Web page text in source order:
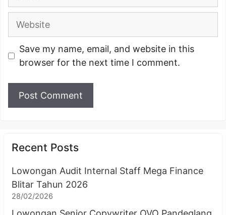
Website
Save my name, email, and website in this
browser for the next time I comment.
Recent Posts
Lowongan Audit Internal Staff Mega Finance
Blitar Tahun 2026
28/02/2026